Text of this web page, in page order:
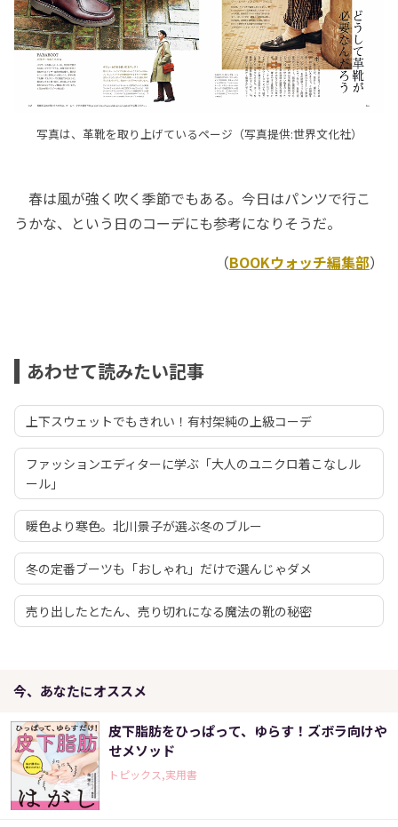
写真は、革靴を取り上げているページ（写真提供:世界文化社）
春は風が強く吹く季節でもある。今日はパンツで行こ
うかな、という日のコーデにも参考になりそうだ。
（BOOKウォッチ編集部）
あわせて読みたい記事
上下スウェットでもきれい！有村架純の上級コーデ
ファッションエディターに学ぶ「大人のユニクロ着こなしル
ール」
暖色より寒色。北川景子が選ぶ冬のブルー
冬の定番ブーツも「おしゃれ」だけで選んじゃダメ
売り出したとたん、売り切れになる魔法の靴の秘密
今、あなたにオススメ
皮下脂肪をひっぱって、ゆらす！ズボラ向けや
せメソッド
トピックス,実用書